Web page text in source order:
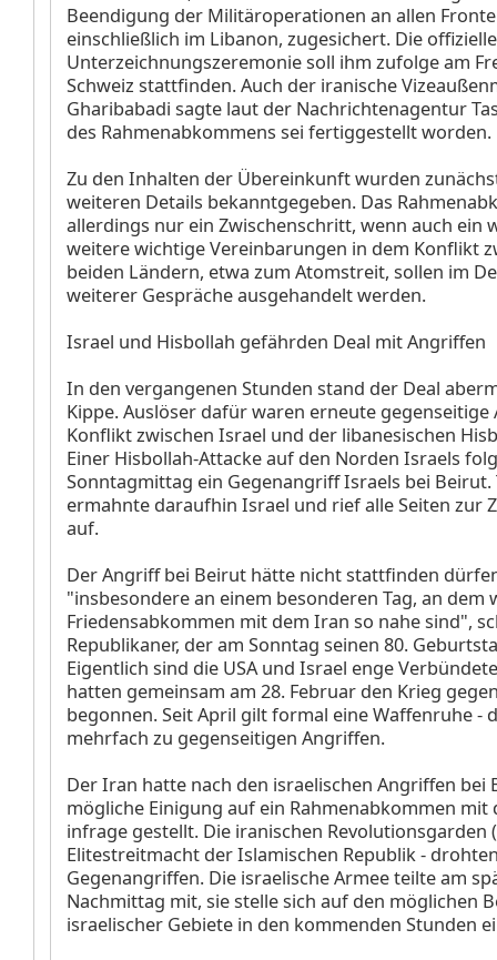
Beendigung der Militäroperationen an allen
einschließlich im Libanon, zugesichert. Die offizielle
Unterzeichnungszeremonie soll ihm zufolge am
Schweiz stattfinden. Auch der iranische
Gharibabadi sagte laut der Nachrichtenagentur
des Rahmenabkommens sei fertiggestellt worden.
Zu den Inhalten der Übereinkunft wurden
weiteren Details bekanntgegeben. Das
allerdings nur ein Zwischenschritt, wenn auch ein
weitere wichtige Vereinbarungen in dem Konflikt
beiden Ländern, etwa zum Atomstreit, sollen im
weiterer Gespräche ausgehandelt werden.
Israel und Hisbollah gefährden Deal mit Angriffen
In den vergangenen Stunden stand der Deal
Kippe. Auslöser dafür waren erneute gegenseitige
Konflikt zwischen Israel und der libanesischen
Einer Hisbollah-Attacke auf den Norden Israels
Sonntagmittag ein Gegenangriff Israels bei Beirut.
ermahnte daraufhin Israel und rief alle Seiten zur
auf.
Der Angriff bei Beirut hätte nicht stattfinden
"insbesondere an einem besonderen Tag, an dem
Friedensabkommen mit dem Iran so nahe sind",
Republikaner, der am Sonntag seinen 80.
Eigentlich sind die USA und Israel enge
hatten gemeinsam am 28. Februar den Krieg
begonnen. Seit April gilt formal eine Waffenruhe -
mehrfach zu gegenseitigen Angriffen.
Der Iran hatte nach den israelischen Angriffen bei
mögliche Einigung auf ein Rahmenabkommen mit
infrage gestellt. Die iranischen Revolutionsgarden
Elitestreitmacht der Islamischen Republik -
Gegenangriffen. Die israelische Armee teilte am
Nachmittag mit, sie stelle sich auf den möglichen
israelischer Gebiete in den kommenden Stunden